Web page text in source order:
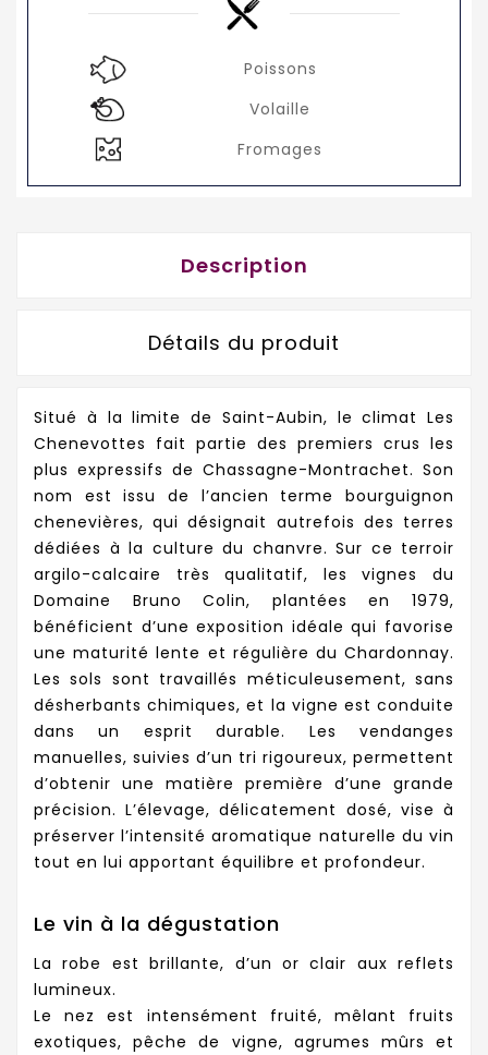
Poissons
Volaille
Fromages
Description
Détails du produit
Situé à la limite de Saint-Aubin, le climat Les
Chenevottes fait partie des premiers crus les
plus expressifs de Chassagne-Montrachet. Son
nom est issu de l’ancien terme bourguignon
chenevières, qui désignait autrefois des terres
dédiées à la culture du chanvre. Sur ce terroir
argilo-calcaire très qualitatif, les vignes du
Domaine Bruno Colin, plantées en 1979,
bénéficient d’une exposition idéale qui favorise
une maturité lente et régulière du Chardonnay.
Les sols sont travaillés méticuleusement, sans
désherbants chimiques, et la vigne est conduite
dans un esprit durable. Les vendanges
manuelles, suivies d’un tri rigoureux, permettent
d’obtenir une matière première d’une grande
précision. L’élevage, délicatement dosé, vise à
préserver l’intensité aromatique naturelle du vin
tout en lui apportant équilibre et profondeur.
Le vin à la dégustation
La robe est brillante, d’un or clair aux reflets
lumineux.
Le nez est intensément fruité, mêlant fruits
exotiques, pêche de vigne, agrumes mûrs et